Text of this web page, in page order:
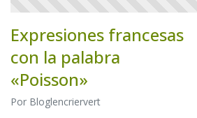
Expresiones francesas
con la palabra
«Poisson»
Por Bloglencriervert